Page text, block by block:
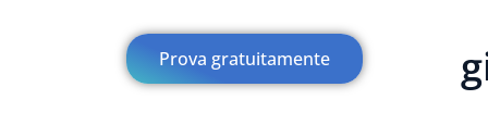
Prova gratuitamente